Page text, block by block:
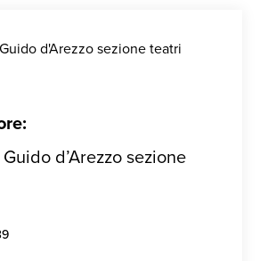
d’Arezzo sezione